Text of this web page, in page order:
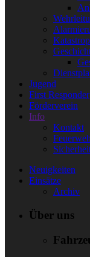
Jugend
First Responder
Förderverein
Info
Kontakt
Neuigkeiten
Einsätze
Archiv
Über uns